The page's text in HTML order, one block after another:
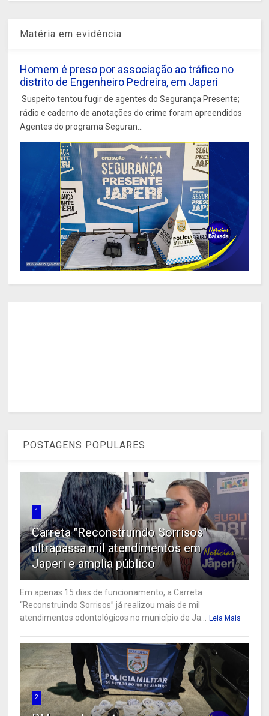
Matéria em evidência
Homem é preso por associação ao tráfico no
distrito de Engenheiro Pedreira, em Japeri
Suspeito tentou fugir de agentes do Segurança Presente;
rádio e caderno de anotações do crime foram apreendidos
Agentes do programa Seguran...
POSTAGENS POPULARES
1
Carreta "Reconstruindo Sorrisos"
ultrapassa mil atendimentos em
Japeri e amplia público
Em apenas 15 dias de funcionamento, a Carreta
“Reconstruindo Sorrisos” já realizou mais de mil
atendimentos odontológicos no município de Ja...
Leia Mais
2